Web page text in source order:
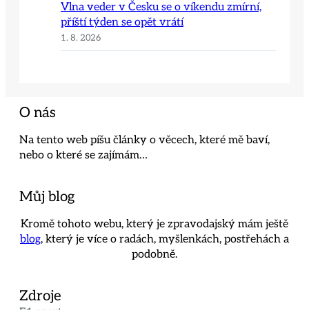
Vlna veder v Česku se o víkendu zmírní,
příští týden se opět vrátí
1. 8. 2026
O nás
Na tento web píšu články o věcech, které mě baví,
nebo o které se zajímám…
Můj blog
Kromě tohoto webu, který je zpravodajský mám ještě
blog, který je více o radách, myšlenkách, postřehách a
podobně.
Zdroje